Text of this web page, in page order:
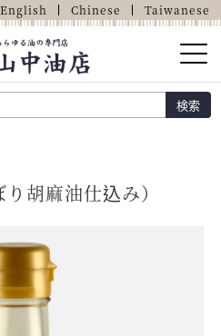
English Chinese Taiwanese
検索
胡麻油仕込み）